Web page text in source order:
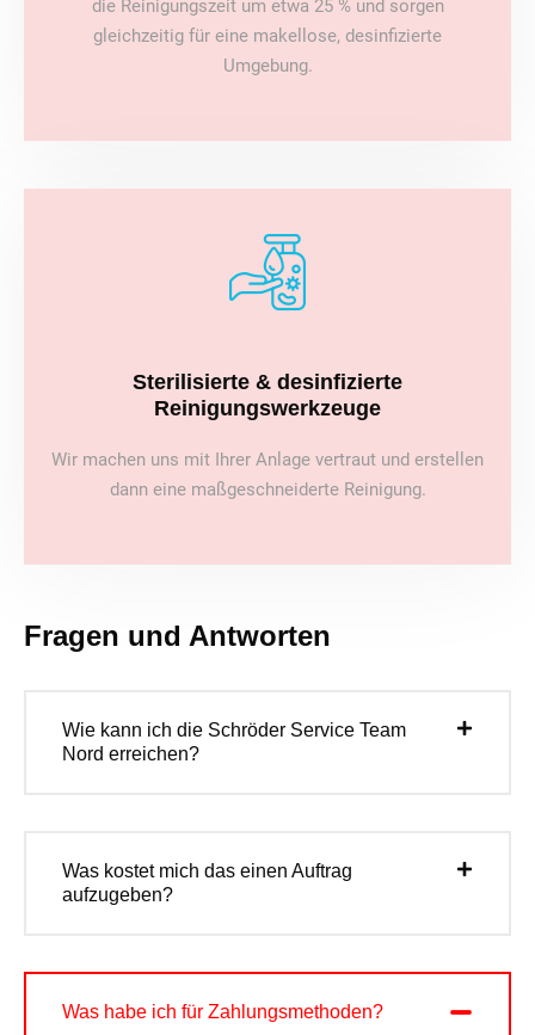
die Reinigungszeit um etwa 25 % und sorgen
gleichzeitig für eine makellose, desinfizierte
Umgebung.
Sterilisierte & desinfizierte
Reinigungswerkzeuge
Wir machen uns mit Ihrer Anlage vertraut und erstellen
dann eine maßgeschneiderte Reinigung.
Fragen und Antworten
Wie kann ich die Schröder Service Team
Nord erreichen?
Was kostet mich das einen Auftrag
aufzugeben?
Was habe ich für Zahlungsmethoden?